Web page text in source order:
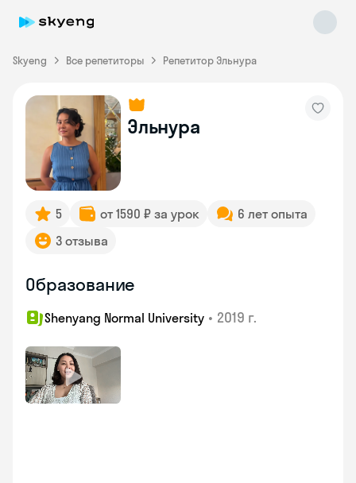
Skyeng Все репетиторы Репетитор Эльнура
Эльнура
5 от 1590 ₽ за урок
6 лет опыта
3 отзыва
Образование
Shenyang Normal University • 2019 г.
Skyeng Chat
online